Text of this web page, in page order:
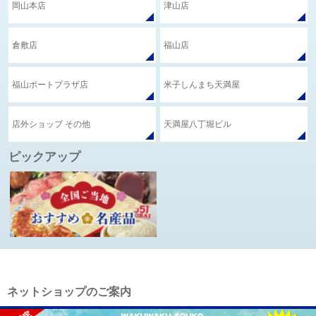
岡山本店 津山店
倉敷店 福山店
福山ポートプラザ店 米子しんまち天満屋
店外ショップ その他 天満屋八丁堀ビル
ピックアップ
ネットショップのご案内